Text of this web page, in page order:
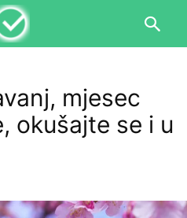
mjesec
okušajte se i u